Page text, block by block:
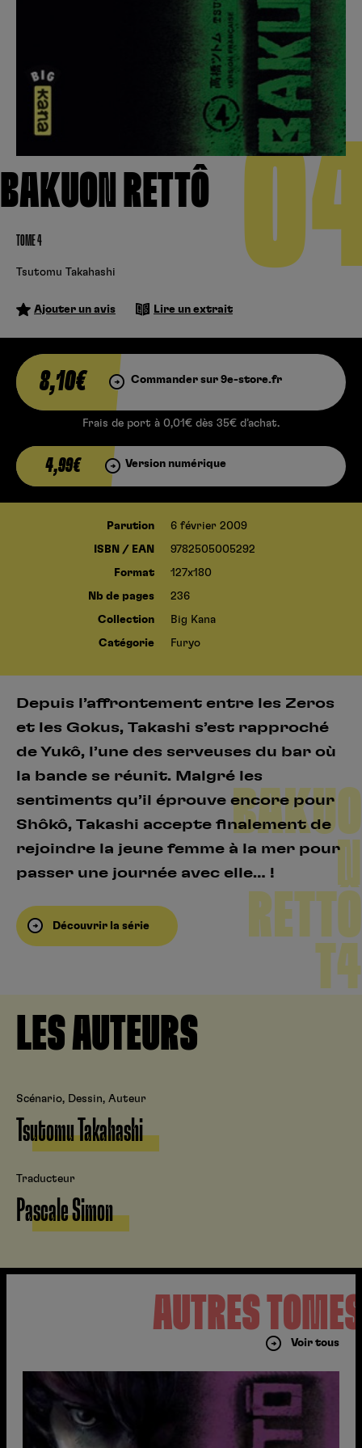
BAKUON RETTÔ
TOME 4
Tsutomu Takahashi
Ajouter un avis Lire un extrait
8,10€ Commander sur 9e-store.fr
Frais de port à 0,01€ dès 35€ d’achat.
4,99€ Version numérique
Parution 6 février 2009
ISBN / EAN 9782505005292
Format 127x180
Nb de pages 236
Collection Big Kana
Catégorie Furyo
Depuis l’affrontement entre les Zeros
et les Gokus, Takashi s’est rapproché
de Yukô, l’une des serveuses du bar où
la bande se réunit. Malgré les
sentiments qu’il éprouve encore pour
Shôkô, Takashi accepte finalement de
rejoindre la jeune femme à la mer pour
passer une journée avec elle… !
Découvrir la série
BAKUO
N
RETTÔ
T4
LES AUTEURS
Scénario, Dessin, Auteur
Tsutomu Takahashi
Traducteur
Pascale Simon
AUTRES
Voir tous
Fnac
Se connecter S’inscrire
Black Butler